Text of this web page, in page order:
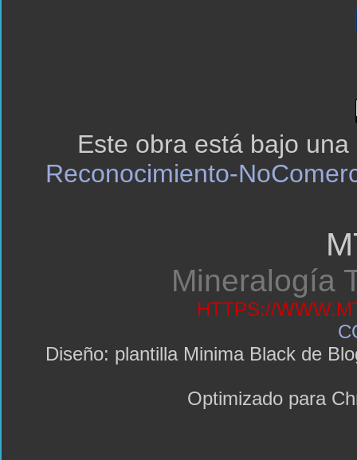
Este obra está bajo una
Reconocimiento-
Mineralogía
HTTPS://
Diseño: plantilla Minima Black de
Optimizado para